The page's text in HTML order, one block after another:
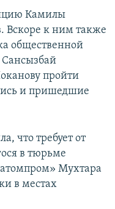
Камилы
Вскоре к ним также
общественной
пройти
и пришедшие
что требует от
в тюрьме
Мухтара
в местах